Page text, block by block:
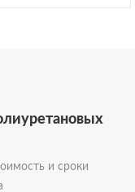
и сроки